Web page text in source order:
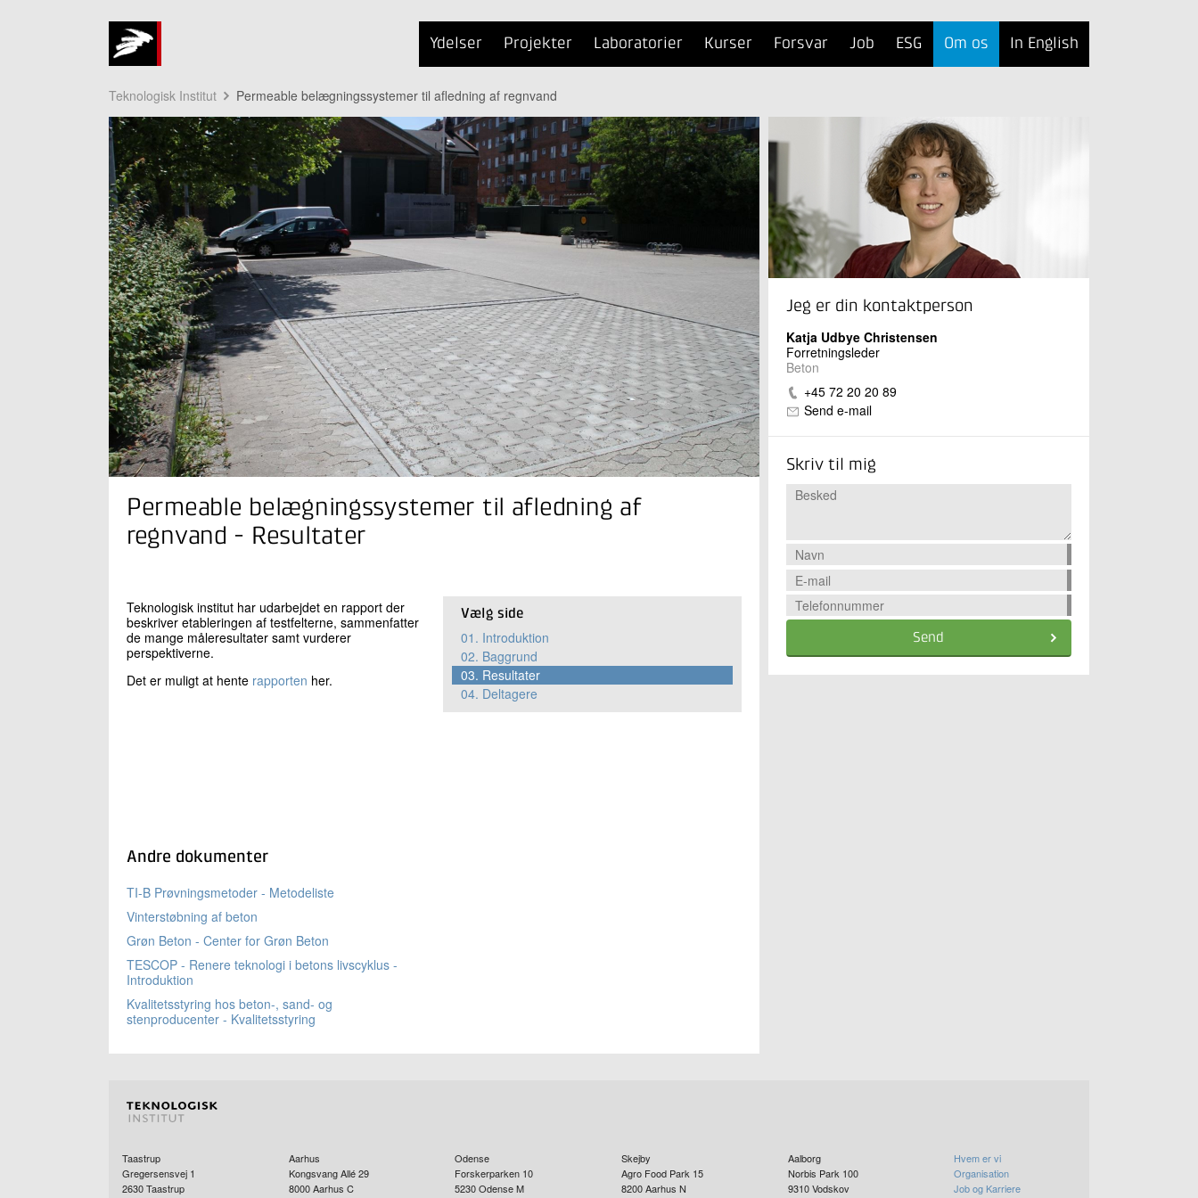
Ydelser Projekter Laboratorier Kurser Forsvar Job ESG Om os In English
Teknologisk Institut Permeable belægningssystemer til afledning af regnvand
Permeable belægningssystemer til afledning af
regnvand - Resultater
Vælg side
01. Introduktion
02. Baggrund
03. Resultater
04. Deltagere
Teknologisk institut har udarbejdet en rapport der
beskriver etableringen af testfelterne, sammenfatter
de mange måleresultater samt vurderer
perspektiverne.
Det er muligt at hente rapporten her.
Andre dokumenter
TI-B Prøvningsmetoder - Metodeliste
Vinterstøbning af beton
Grøn Beton - Center for Grøn Beton
TESCOP - Renere teknologi i betons livscyklus -
Introduktion
Kvalitetsstyring hos beton-, sand- og
stenproducenter - Kvalitetsstyring
Jeg er din kontaktperson
Katja Udbye Christensen
Forretningsleder
Beton
+45 72 20 20 89
Send e-mail
Skriv til mig
Send
Taastrup
Gregersensvej 1
2630Taastrup
Aarhus
Kongsvang Allé 29
8000 Aarhus C
Odense
Forskerparken 10
5230 Odense M
Skejby
Agro Food Park 15
8200Aarhus N
Aalborg
Norbis Park 100
9310 Vodskov
Hvem er vi
Organisation
Job og Karriere